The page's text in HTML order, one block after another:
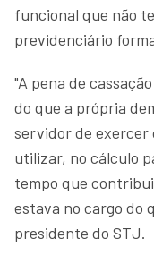
funcional que não
previdenciário
"A pena de
do que a própria
servidor de
utilizar, no cálculo
tempo que
estava no cargo do
presidente do STJ.